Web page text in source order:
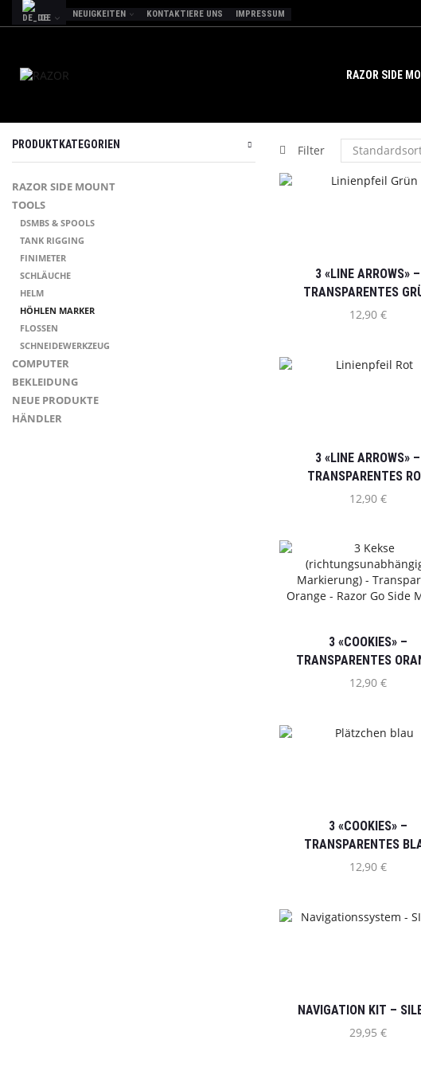
DE NEUIGKEITEN KONTAKTIERE UNS IMPRESSUM
RAZOR SIDE
Filter
3 «LINE ARROWS» –
TRANSPARENTES
12,90 €
3 «LINE ARROWS» –
TRANSPARENTES
12,90 €
3 «COOKIES» –
TRANSPARENTES
12,90 €
3 «COOKIES» –
TRANSPARENTES
12,90 €
NAVIGATION KIT –
29,95 €
PRODUKTKATEGORIEN
RAZOR SIDE MOUNT
TOOLS
DSMBS & SPOOLS
TANK RIGGING
FINIMETER
SCHLÄUCHE
HELM
HÖHLEN MARKER
FLOSSEN
SCHNEIDEWERKZEUG
COMPUTER
BEKLEIDUNG
NEUE PRODUKTE
HÄNDLER
AGBs
Widerrufsrecht
Widerrufsformular